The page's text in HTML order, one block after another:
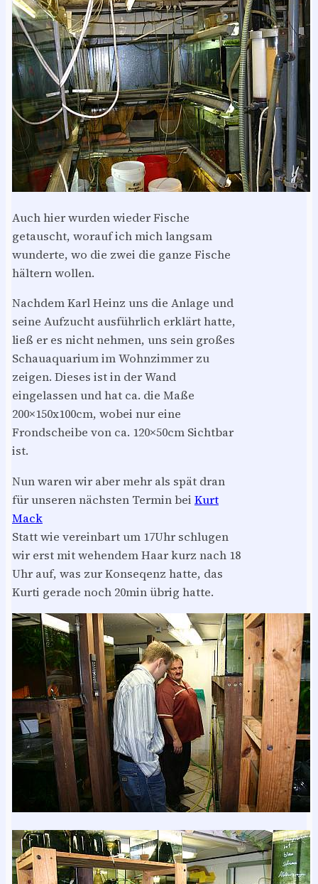
Auch hier wurden wieder Fische
getauscht, worauf ich mich langsam
wunderte, wo die zwei die ganze Fische
hältern wollen.
Nachdem Karl Heinz uns die Anlage und
seine Aufzucht ausführlich erklärt hatte,
ließ er es nicht nehmen, uns sein großes
Schauaquarium im Wohnzimmer zu
zeigen. Dieses ist in der Wand
eingelassen und hat ca. die Maße
200×150x100cm, wobei nur eine
Frondscheibe von ca. 120×50cm Sichtbar
ist.
Nun waren wir aber mehr als spät dran
für unseren nächsten Termin bei Kurt
Mack
Statt wie vereinbart um 17Uhr schlugen
wir erst mit wehendem Haar kurz nach 18
Uhr auf, was zur Konseqenz hatte, das
Kurti gerade noch 20min übrig hatte.